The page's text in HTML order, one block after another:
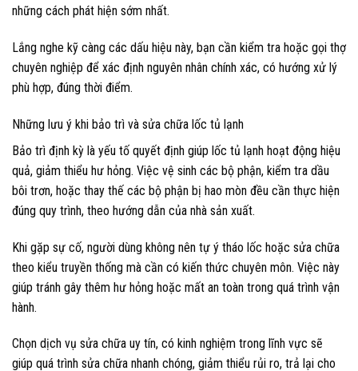
những cách phát hiện sớm nhất.
Lắng nghe kỹ càng các dấu hiệu này, bạn cần kiểm tra hoặc gọi thợ
chuyên nghiệp để xác định nguyên nhân chính xác, có hướng xử lý
phù hợp, đúng thời điểm.
Những lưu ý khi bảo trì và sửa chữa lốc tủ lạnh
Bảo trì định kỳ là yếu tố quyết định giúp lốc tủ lạnh hoạt động hiệu
quả, giảm thiểu hư hỏng. Việc vệ sinh các bộ phận, kiểm tra dầu
bôi trơn, hoặc thay thế các bộ phận bị hao mòn đều cần thực hiện
đúng quy trình, theo hướng dẫn của nhà sản xuất.
Khi gặp sự cố, người dùng không nên tự ý tháo lốc hoặc sửa chữa
theo kiểu truyền thống mà cần có kiến thức chuyên môn. Việc này
giúp tránh gây thêm hư hỏng hoặc mất an toàn trong quá trình vận
hành.
Chọn dịch vụ sửa chữa uy tín, có kinh nghiệm trong lĩnh vực sẽ
giúp quá trình sửa chữa nhanh chóng, giảm thiểu rủi ro, trả lại cho